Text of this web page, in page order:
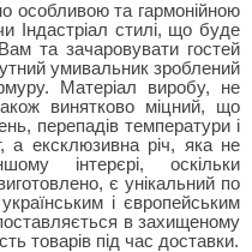
особливою та гармонійною
Індастріал стилі, що буде
та зачаровувати гостей
умивальник зроблений
Матеріал виробу, не
винятково міцний, що
перепадів температури і
а ексклюзивна річ, яка не
інтерєрі, оскільки
є унікальний по
і європейським
в захищеному
товарів під час доставки.